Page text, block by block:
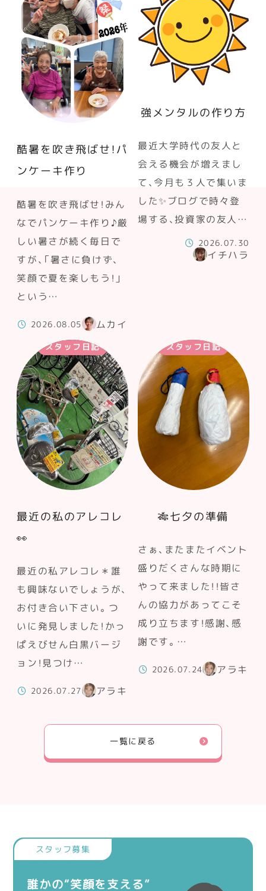
酷暑を吹き飛ばせ！パ
ンケーキ作り
酷暑を吹き飛ばせ！みん
なでパンケーキ作り♪厳
しい暑さが続く毎日で
すが、「暑さに負けず、
笑顔で夏を楽しもう！」
という…
2026.08.05 ムカイ
強メンタルの作り方
最近大学時代の友人と
会える機会が増えまし
て、今月も３人で集いま
した✨ブログで時々登
場する、投資家の友人…
2026.07.30
イチハラ
スタッフ日記
最近の私のアレコレ
👀
最近の私アレコレ＊誰
も興味ないでしょうが、
お付き合い下さい。つ
いに発見しました！かっ
ぱえびせん白黒バージ
ョン！見つけ…
2026.07.27 アラキ
スタッフ日記
🎋七夕の準備
さぁ、またまたイベント
盛りだくさんな時期に
やって来ました！！皆さ
んの協力があってこそ
成り立ちます！感謝、感
謝です。…
2026.07.24 アラキ
一覧に戻る
誰かの“笑顔を支える”